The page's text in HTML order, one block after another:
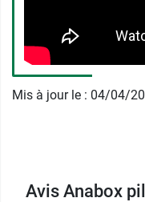
d’uncouvercle
et il est pourra
Ce pilulierAnabox
Mis à jour le : 04/04/
Avis Anabox